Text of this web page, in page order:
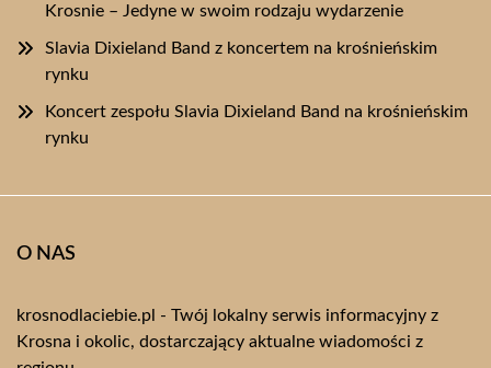
Krosnie – Jedyne w swoim rodzaju wydarzenie
Slavia Dixieland Band z koncertem na krośnieńskim
rynku
Koncert zespołu Slavia Dixieland Band na krośnieńskim
rynku
O NAS
krosnodlaciebie.pl - Twój lokalny serwis informacyjny z
Krosna i okolic, dostarczający aktualne wiadomości z